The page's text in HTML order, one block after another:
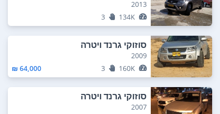
2013
134K
3
סוזוקי גרנד ויטרה
2009
160K
3
64,000 ₪
סוזוקי גרנד ויטרה
2007